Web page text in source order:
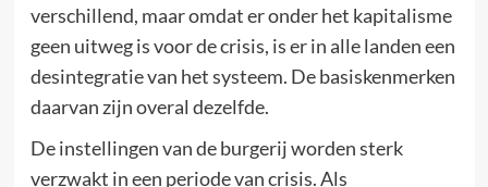
verschillend, maar omdat er onder het kapitalisme
geen uitweg is voor de crisis, is er in alle landen een
desintegratie van het systeem. De basiskenmerken
daarvan zijn overal dezelfde.
De instellingen van de burgerij worden sterk
verzwakt in een periode van crisis. Als